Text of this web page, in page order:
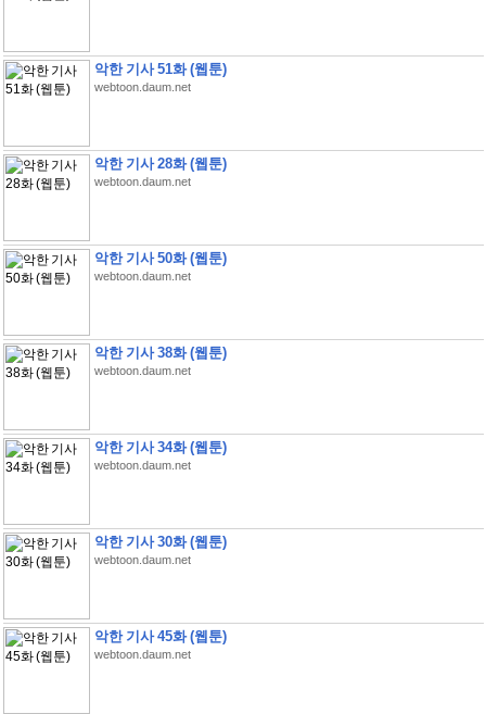
악한 기사 51화 (웹툰)
webtoon.daum.net
악한 기사 28화 (웹툰)
webtoon.daum.net
악한 기사 50화 (웹툰)
webtoon.daum.net
악한 기사 38화 (웹툰)
webtoon.daum.net
악한 기사 34화 (웹툰)
webtoon.daum.net
악한 기사 30화 (웹툰)
webtoon.daum.net
악한 기사 45화 (웹툰)
webtoon.daum.net